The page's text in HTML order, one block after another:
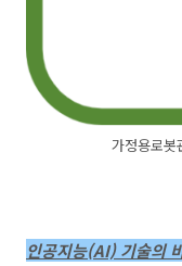
가정용로봇
인공지능(AI) 기술의